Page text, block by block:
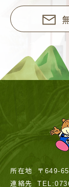
所在地
〒649-
連絡先